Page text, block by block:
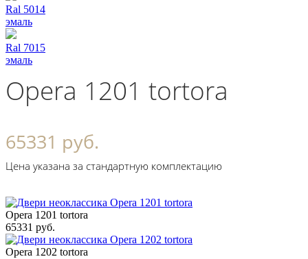
Ral 5014
эмаль
Ral 7015
эмаль
Opera 1201 tortora
65331 руб.
Цена указана за стандартную комплектацию
Opera 1201 tortora
65331 руб.
Opera 1202 tortora